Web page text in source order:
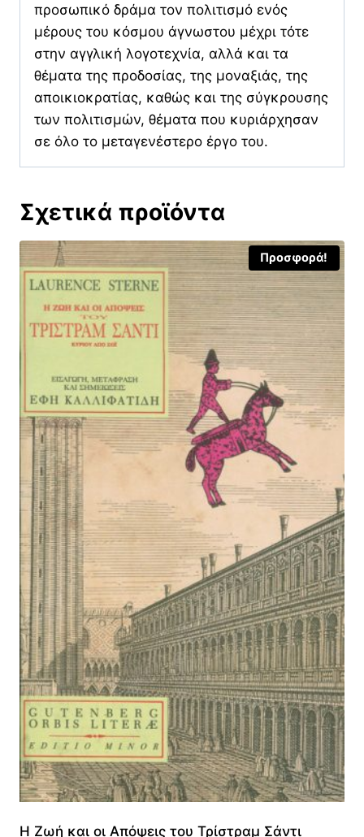
προσωπικό δράμα τον πολιτισμό ενός
μέρους του κόσμου άγνωστου μέχρι τότε
στην αγγλική λογοτεχνία, αλλά και τα
θέματα της προδοσίας, της μοναξιάς, της
αποικιοκρατίας, καθώς και της σύγκρουσης
των πολιτισμών, θέματα που κυριάρχησαν
σε όλο το μεταγενέστερο έργο του.
Σχετικά προϊόντα
Προσφορά!
Η Ζωή και οι Απόψεις του Τρίστραμ Σάντι